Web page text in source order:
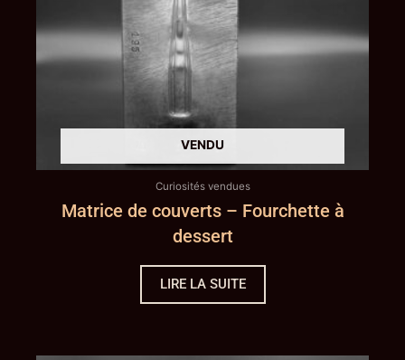
Curiosités vendues
Matrice de couverts – Fourchette à
dessert
LIRE LA SUITE